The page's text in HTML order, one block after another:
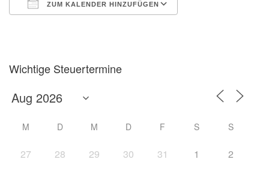
ZUM KALENDER HINZUFÜGEN
Wichtige Steuertermine
M D M D F S S
27 28 29 30 31 1 2